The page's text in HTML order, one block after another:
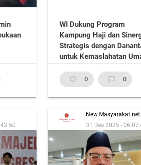
WI Dukung Program
Kampung Haji dan
Strategis dengan
untuk Kemaslahatan
favorite_border 0 chat_bubble_outline 0
New Masyarakat.net
31 Des 2025 -